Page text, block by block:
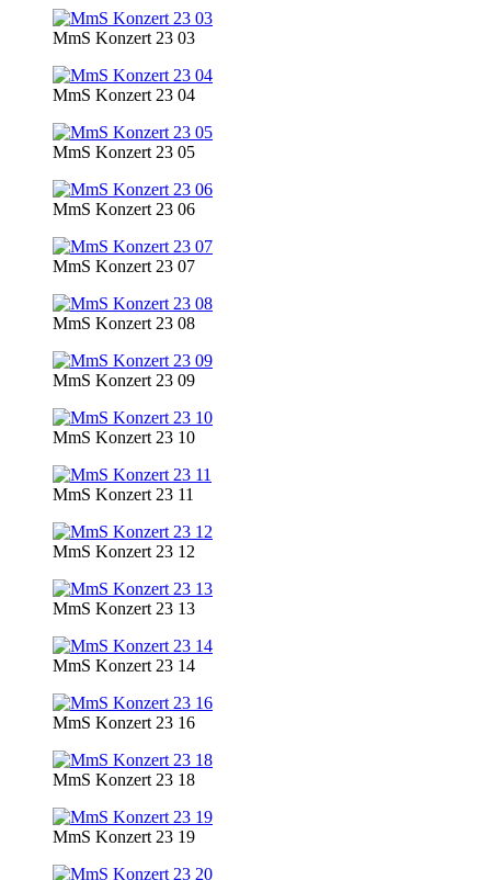
MmS Konzert 23 03
MmS Konzert 23 04
MmS Konzert 23 05
MmS Konzert 23 06
MmS Konzert 23 07
MmS Konzert 23 08
MmS Konzert 23 09
MmS Konzert 23 10
MmS Konzert 23 11
MmS Konzert 23 12
MmS Konzert 23 13
MmS Konzert 23 14
MmS Konzert 23 16
MmS Konzert 23 18
MmS Konzert 23 19